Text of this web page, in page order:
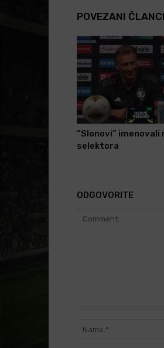
POVEZANI ČLANCI
“Slonovi” imenovali
selektora
ODGOVORITE